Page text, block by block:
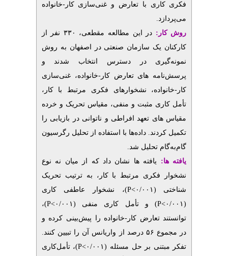
فکری کاری با تعارض و غنی‌سازی کار-خانواده
می‌پردازد.
روش‌ کار:
در این مطالعه مقطعی، ۳۳۰ نفر از
کارکنان یک سازمان صنعتی در اصفهان به روش
نمونه‌گیری در دسترس انتخاب شدند و
پرسش‌نامه ­های تعارض کار-خانواده، غنی‌سازی
کار-خانواده، نشخوارهای فکری مرتبط با کار،
تأمل کاری مثبت و منفی، مقیاس تحریک و خرده
مقیاس­ های تعهد افراطی و ناتوانی در بازیابی را
تکمیل کردند. داده‌ها با استفاده از تحلیل رگرسیون
گام‌به‌گام تحلیل شد.
یافته ‌ها: یافته­ ها نشان داد که از میان نه نوع
نشخوار فکری مرتبط با کار، به ­ترتیب تحریک
شناختی (۰/۰۰۱>
P)، نشخوار عاطفی کاری
(۰/۰۰۱>
P) و تأمل کاری منفی (۰/۰۰۱> P)،
توانستند تعارض کار-خانواده را پیش‌بینی کرده و
در مجموع ۵۶ درصد از واریانس آن را تبیین کنند.
تفکر مبتنی ­بر حل ­مسئله (۰/۰۰۱>
P)، تأمل‌کاری